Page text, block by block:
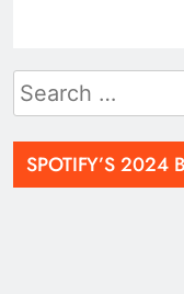
Search
for:
SPOTIFY’S 2024